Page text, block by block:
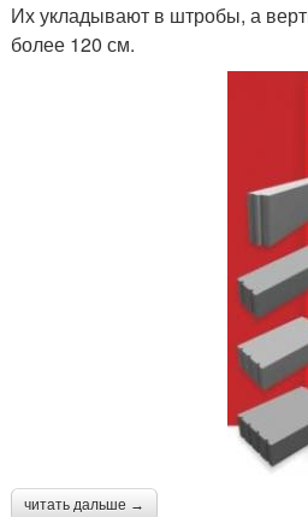
Их укладывают в штробы, а
более 120 см.
читать дальше →